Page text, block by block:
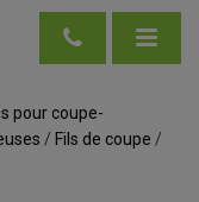
pour coupe-
/ Fils de coupe /